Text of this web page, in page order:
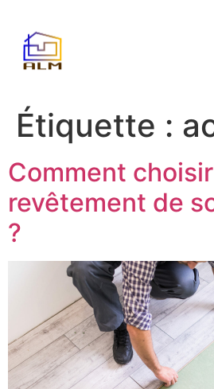
Étiquette :
Comment
revêtement de
?